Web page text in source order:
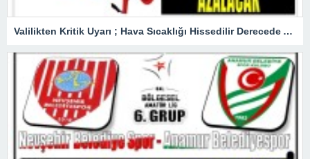
Valilikten Kritik Uyarı ; Hava Sıcaklığı Hissedilir Derecede Azalacak!